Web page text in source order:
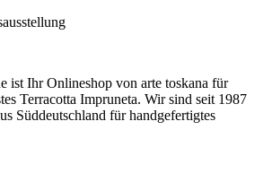
ist Ihr Onlineshop von arte toskana für
Terracotta Impruneta. Wir sind seit 1987
Süddeutschland für handgefertigtes